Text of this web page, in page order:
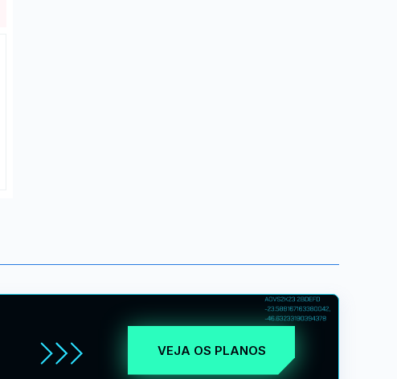
VEJA OS PLANOS